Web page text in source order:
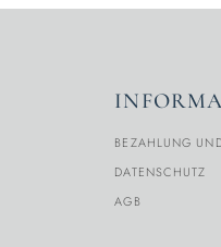
BEZAHLUNG
DATENSCHUTZ
AGB